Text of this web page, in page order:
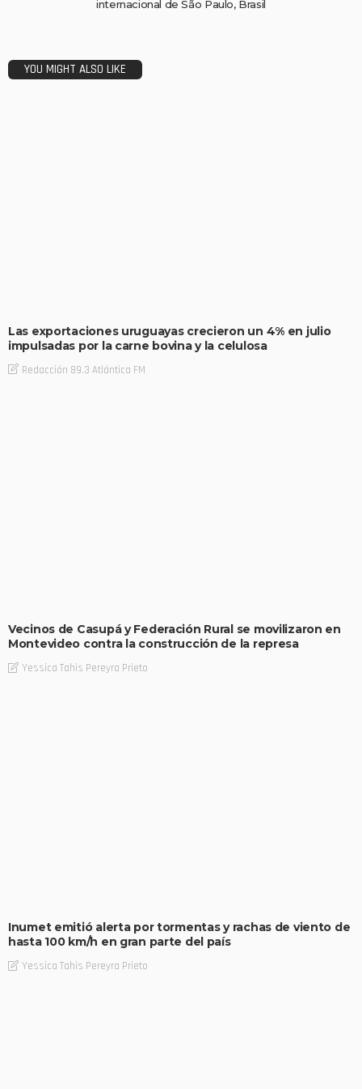
internacional de São Paulo, Brasil
YOU MIGHT ALSO LIKE
Las exportaciones uruguayas crecieron un 4% en julio
impulsadas por la carne bovina y la celulosa
Redacción 89.3 Atlántica FM
Vecinos de Casupá y Federación Rural se movilizaron en
Montevideo contra la construcción de la represa
Yessica Tahis Pereyra Prieto
Inumet emitió alerta por tormentas y rachas de viento de
hasta 100 km/h en gran parte del país
Yessica Tahis Pereyra Prieto